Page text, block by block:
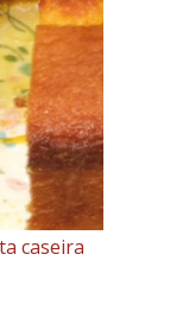
caseira